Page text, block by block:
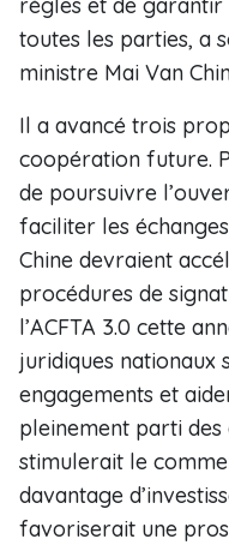
toutes les parties, a
ministre Mai Van
Il a avancé trois
coopération future.
de poursuivre
faciliter les
Chine devraient
procédures de
l’ACFTA 3.0 cette
juridiques nationaux
engagements et
pleinement parti des
stimulerait le
davantage
favoriserait une